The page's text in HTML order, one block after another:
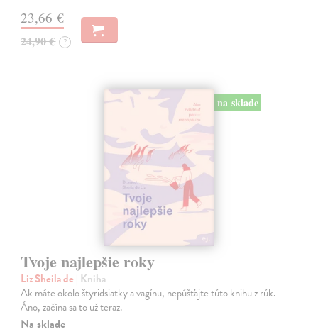
23,66 €
24,90 € ?
na sklade
Tvoje najlepšie roky
Liz Sheila de | Kniha
Ak máte okolo štyridsiatky a vagínu, nepúšťajte túto knihu z rúk.
Áno, začína sa to už teraz.
Na sklade